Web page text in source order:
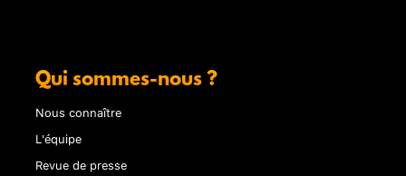
Qui sommes-nous ?
Nous connaître
L'équipe
Revue de presse